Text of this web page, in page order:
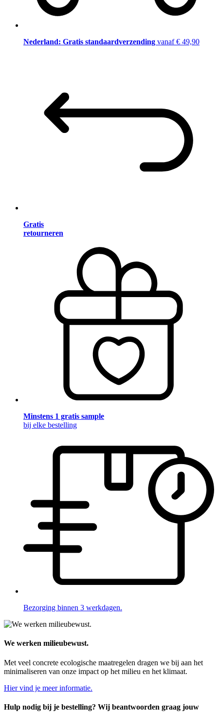
Nederland: Gratis standaardverzending vanaf € 49,90
Gratis
retourneren
Minstens 1 gratis sample
bij elke bestelling
Bezorging binnen 3 werkdagen.
We werken milieubewust.
Met veel concrete ecologische maatregelen dragen we bij aan het
minimaliseren van onze impact op het milieu en het klimaat.
Hier vind je meer informatie.
Hulp nodig bij je bestelling? Wij beantwoorden graag jouw